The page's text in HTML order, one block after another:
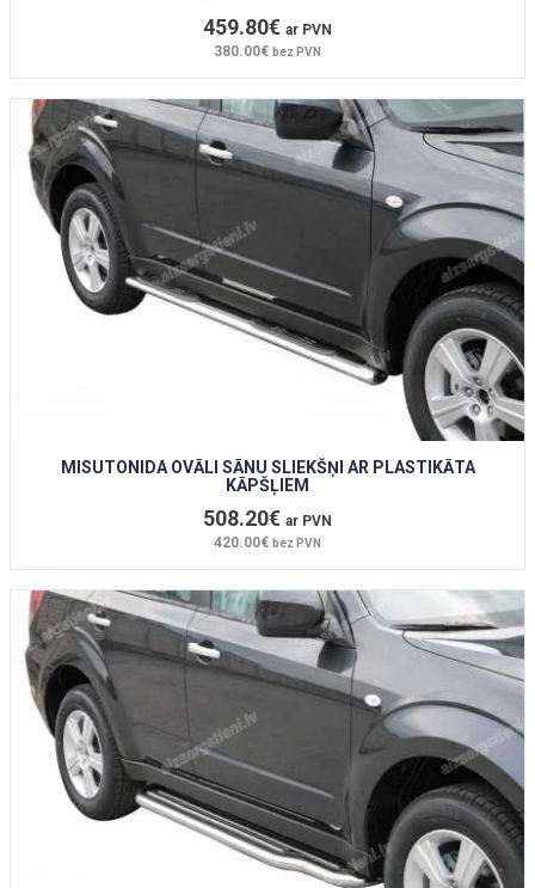
459.80€ ar PVN
380.00€ bez PVN
MISUTONIDA OVĀLI SĀNU SLIEKŠŅI AR PLASTIKĀTA
KĀPŠĻIEM
508.20€ ar PVN
420.00€ bez PVN